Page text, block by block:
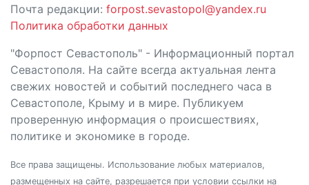
Почта редакции: forpost.sevastopol@yandex.ru
Политика обработки данных
"Форпост Севастополь" - Информационный портал
Севастополя. На сайте всегда актуальная лента
свежих новостей и событий последнего часа в
Севастополе, Крыму и в мире. Публикуем
проверенную информация о происшествиях,
политике и экономике в городе.
Все права защищены. Использование любых материалов,
размещенных на сайте, разрешается при условии ссылки на